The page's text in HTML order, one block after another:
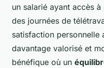
un salarié ayant accès
des journées de
satisfaction personnelle
davantage valorisé et
bénéfique où un